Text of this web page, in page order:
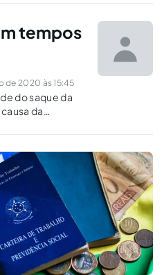
tempos
de 2020 às 15:45
do saque da
da